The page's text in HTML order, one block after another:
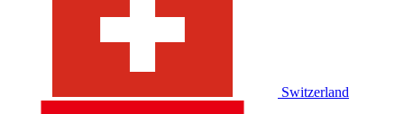
Switzerland